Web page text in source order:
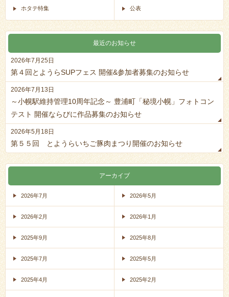
ホタテ特集 公表
最近のお知らせ
2026年7月25日
第４回とようらSUPフェス 開催&参加者募集のお知らせ
2026年7月13日
～小幌駅維持管理10周年記念～ 豊浦町「秘境小幌」フォトコン
テスト 開催ならびに作品募集のお知らせ
2026年5月18日
第５５回 とようらいちご豚肉まつり開催のお知らせ
アーカイブ
2026年7月 2026年5月
2026年2月 2026年1月
2025年9月 2025年8月
2025年7月 2025年5月
2025年4月 2025年2月